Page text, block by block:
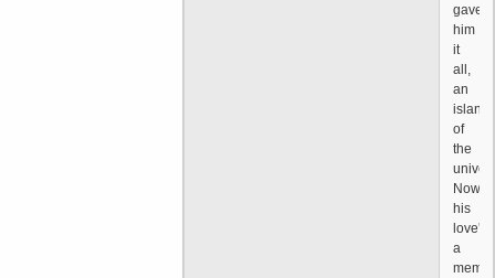
gave
him
it
all,
an
island
of
the
Now
his
love's
a